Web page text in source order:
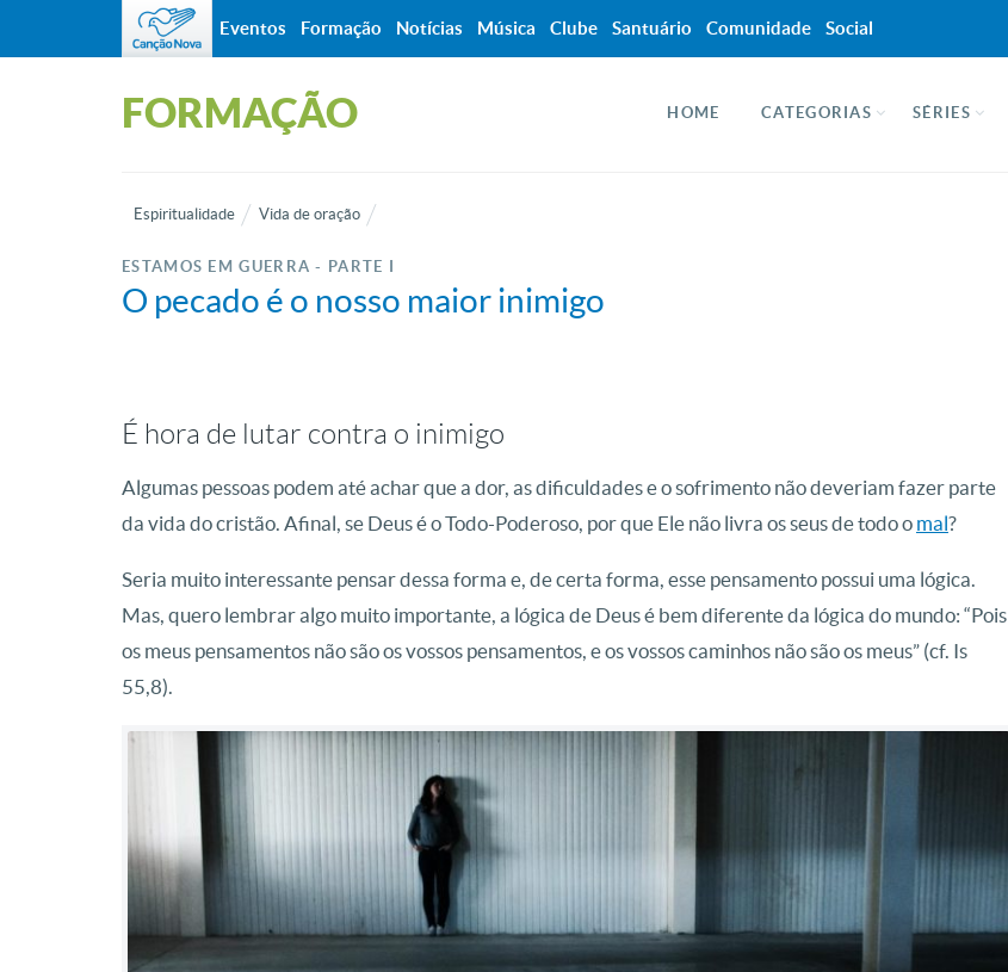
FORMAÇÃO HOME CATEGORIAS SÉRIES
Espiritualidade Vida de oração
ESTAMOS EM GUERRA - PARTE I
O pecado é o nosso maior inimigo
É hora de lutar contra o inimigo
Algumas pessoas podem até achar que a dor, as dificuldades e o sofrimento não deveriam fazer parte
da vida do cristão. Afinal, se Deus é o Todo-Poderoso, por que Ele não livra os seus de todo o mal?
Seria muito interessante pensar dessa forma e, de certa forma, esse pensamento possui uma lógica.
Mas, quero lembrar algo muito importante, a lógica de Deus é bem diferente da lógica do mundo: “Pois
os meus pensamentos não são os vossos pensamentos, e os vossos caminhos não são os meus” (cf. Is
55,8).
Eventos Formação Notícias Música Clube Santuário Comunidade Social